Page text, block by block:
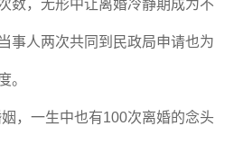
数，无形中让离婚冷静期成为不
事人两次共同到民政局申请也为
。
，一生中也有100次离婚的念头